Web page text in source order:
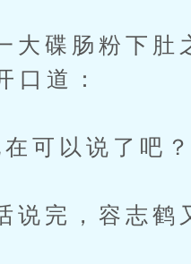
肠粉下肚之
口道：
以说了吧？
，容志鹤又